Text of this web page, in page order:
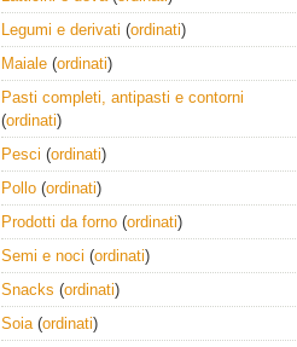
Legumi e derivati (ordinati)
Maiale (ordinati)
Pasti completi, antipasti e contorni
(ordinati)
Pesci (ordinati)
Pollo (ordinati)
Prodotti da forno (ordinati)
Semi e noci (ordinati)
Snacks (ordinati)
Soia(ordinati)